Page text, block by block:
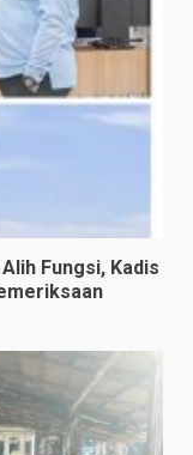
Fungsi, Kadis